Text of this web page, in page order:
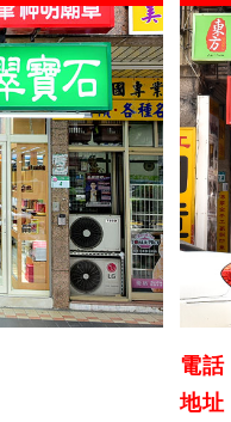
電話
地址